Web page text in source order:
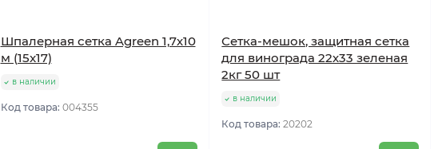
Шпалерная сетка Agreen 1,7х10
м (15x17)
в наличии
Код товара: 004355
Сетка-мешок, защитная сетка
для винограда 22х33 зеленая
2кг 50 шт
в наличии
Код товара:20202